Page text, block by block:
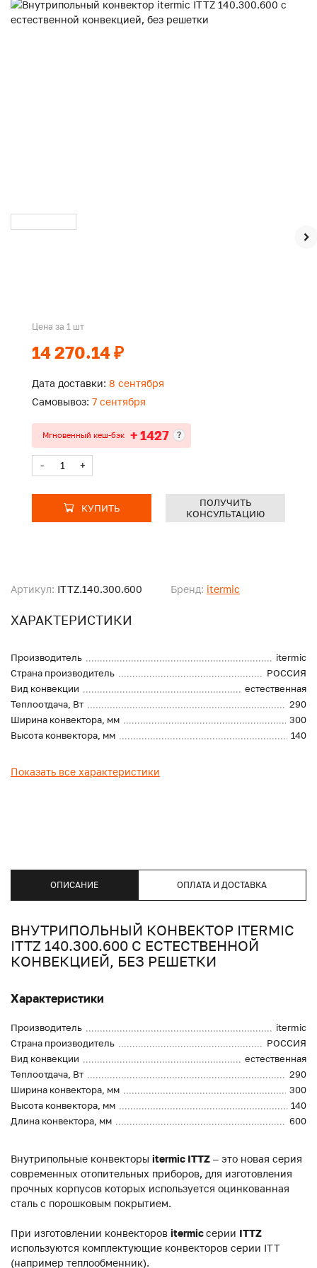
Артикул: ITTZ.140.300.600 Бренд: itermic
ХАРАКТЕРИСТИКИ
Производитель
itermic
Страна производитель
РОССИЯ
Вид конвекции
естественная
Теплоотдача, Вт
290
Ширина конвектора, мм
300
Высота конвектора, мм
140
Показать все характеристики
Цена за 1 шт
14 270.14 ₽
Дата доставки: 8 сентября
Самовывоз: 7 сентября
Мгновенный кеш-бэк + 1427 ?
- +
КУПИТЬ
ПОЛУЧИТЬ
КОНСУЛЬТАЦИЮ
ОПИСАНИЕ ОПЛАТА И ДОСТАВКА
ВНУТРИПОЛЬНЫЙ КОНВЕКТОР ITERMIC
ITTZ 140.300.600 С ЕСТЕСТВЕННОЙ
КОНВЕКЦИЕЙ, БЕЗ РЕШЕТКИ
Характеристики
Производитель
itermic
Страна производитель
РОССИЯ
Вид конвекции
естественная
Теплоотдача, Вт
290
Ширина конвектора, мм
300
Высота конвектора, мм
140
Длина конвектора, мм
600
Внутрипольные конвекторы itermic ITTZ – это новая серия
современных отопительных приборов, для изготовления
прочных корпусов которых используется оцинкованная
сталь с порошковым покрытием.
При изготовлении конвекторов itermicсерии ITTZ
используются комплектующие конвекторов серии ITT
(например теплообменник).